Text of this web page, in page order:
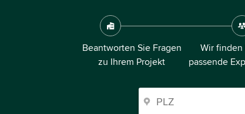
Beantworten Sie Fragen
zu Ihrem Projekt
Wir
passende